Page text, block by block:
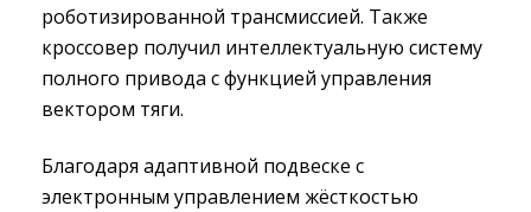
роботизированной трансмиссией. Также
кроссовер получил интеллектуальную систему
полного привода с функцией управления
вектором тяги.
Благодаря адаптивной подвеске с
электронным управлением жёсткостью